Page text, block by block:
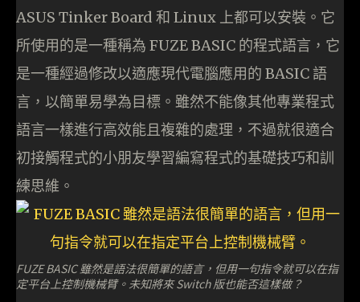
ASUS Tinker Board 和 Linux 上都可以安裝。它
所使用的是一種稱為 FUZE BASIC 的程式語言，它
是一種經過修改以適應現代電腦應用的 BASIC 語
言，以簡單易學為目標。雖然不能像其他專業程式
語言一樣進行高效能且複雜的處理，不過就很適合
初接觸程式的小朋友學習編寫程式的基礎技巧和訓
練思維。
FUZE BASIC 雖然是語法很簡單的語言，但用一句指令就可以在指
定平台上控制機械臂。未知將來 Switch 版也能否這樣做？